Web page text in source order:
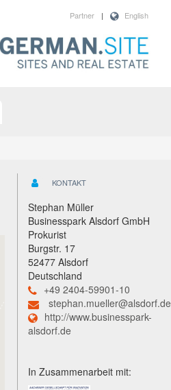
English
|
Partner
KONTAKT
Stephan Müller
Businesspark Alsdorf GmbH
Prokurist
Burgstr. 17
52477 Alsdorf
Deutschland
+49 2404-59901-10
stephan.mueller@alsdorf.de
http://www.businesspark-
alsdorf.de
In Zusammenarbeit mit: